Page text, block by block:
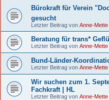
Bürokraft für Verein
gesucht
Letzter Beitrag von Anne-Mette
Beratung für trans*
Letzter Beitrag von Anne-Mette
Bund-Länder-
Letzter Beitrag von Anne-Mette
Wir suchen zum 1.
Fachkraft | HL
Letzter Beitrag von Anne-Mette